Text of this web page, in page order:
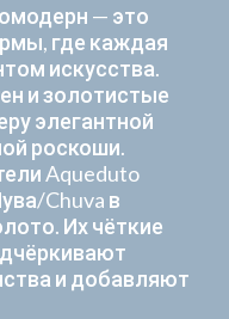
— это
где каждая
искусства.
и золотистые
элегантной
роскоши.
Aqueduto
Chuva в
Их чёткие
и добавляют